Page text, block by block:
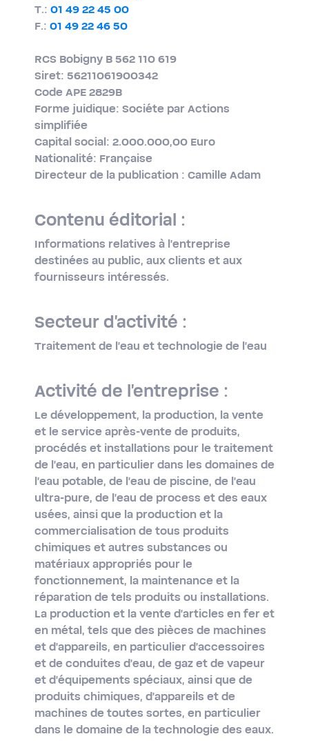
T.: 01 49 22 45 00
F.: 01 49 22 46 50
RCS Bobigny B 562 110 619
Siret: 56211061900342
Code APE 2829B
Forme juidique: Sociéte par Actions
simplifiée
Capital social: 2.000.000,00 Euro
Nationalité: Française
Directeur de la publication : Camille Adam
Contenu éditorial :
Informations relatives à l'entreprise
destinées au public, aux clients et aux
fournisseurs intéressés.
Secteur d'activité :
Traitement de l'eau et technologie de l'eau
Activité de l'entreprise :
Le développement, la production, la vente
et le service après-​vente de produits,
procédés et installations pour le traitement
de l'eau, en particulier dans les domaines de
l'eau potable, de l'eau de piscine, de l'eau
ultra-​pure, de l'eau de process et des eaux
usées, ainsi que la production et la
commercialisation de tous produits
chimiques et autres substances ou
matériaux appropriés pour le
fonctionnement, la maintenance et la
réparation de tels produits ou installations.
La production et la vente d'articles en fer et
en métal, tels que des pièces de machines
et d'appareils, en particulier d'accessoires
et de conduites d'eau, de gaz et de vapeur
et d'équipements spéciaux, ainsi que de
produits chimiques, d'appareils et de
machines de toutes sortes, en particulier
dans le domaine de la technologie des eaux.